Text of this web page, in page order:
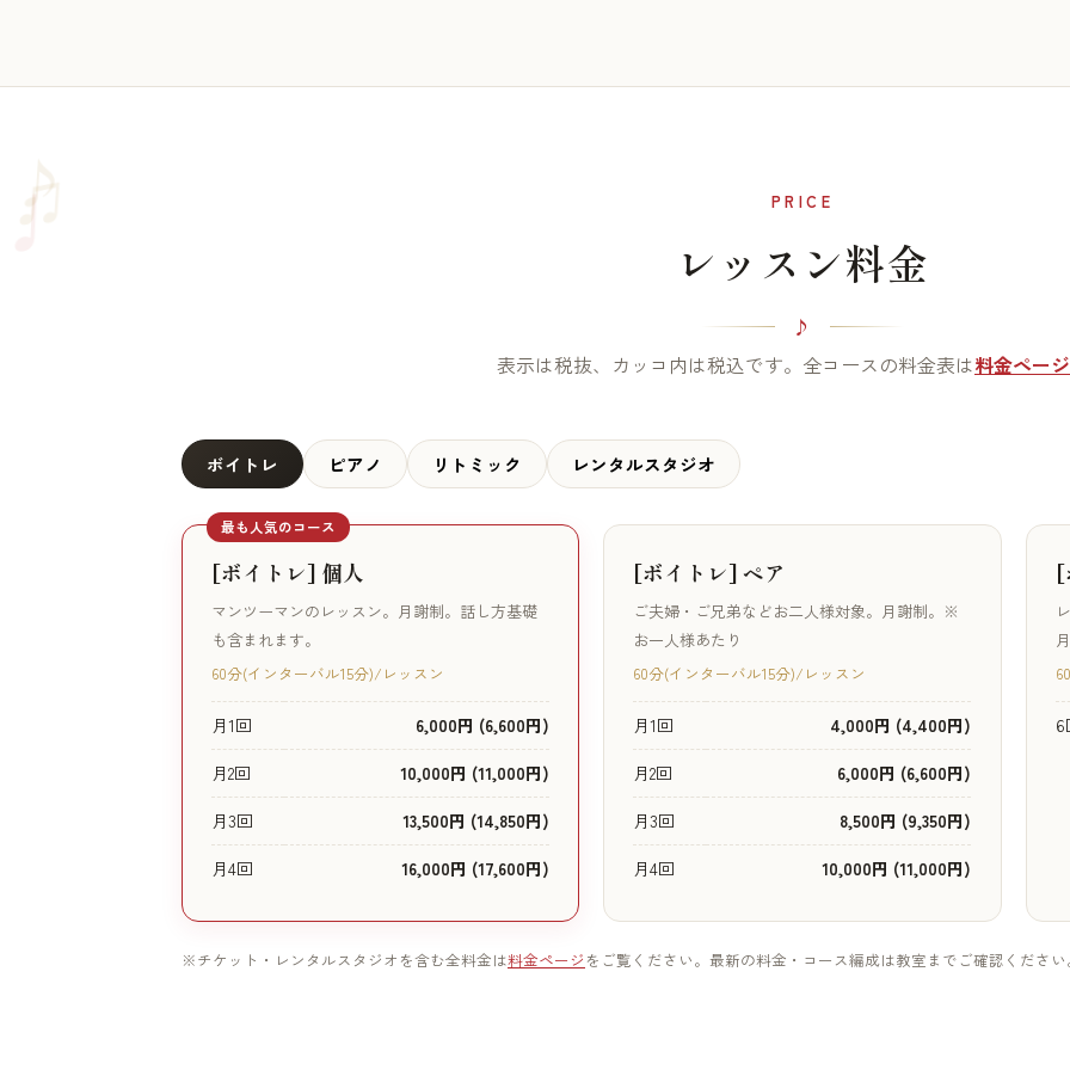
♪
♫ PRICE
レッスン料金
表示は税抜、カッコ内は税込です。全コースの料金表は料金ページ
ボイトレ ピアノ リトミック レンタルスタジオ
最も人気のコース
[ボイトレ] 個人
マンツーマンのレッスン。月謝制。話し方基礎
も含まれます。
60分(インターバル15分)/レッスン
月1回
6,000円 (6,600円)
月2回
10,000円 (11,000円)
月3回
13,500円 (14,850円)
月4回
16,000円 (17,600円)
[ボイトレ] ペア
ご夫婦・ご兄弟などお二人様対象。月謝制。※
お一人様あたり
60分(インターバル15分)/レッスン
月1回
4,000円 (4,400円)
月2回
6,000円 (6,600円)
月3回
8,500円 (9,350円)
月4回
10,000円 (11,000円)
[
6
※チケット・レンタルスタジオを含む全料金は料金ページ をご覧ください。最新の料金・コース編成は教室までご確認くださ